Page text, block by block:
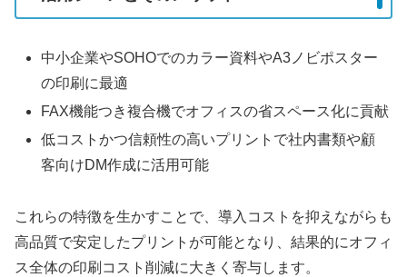
中小企業やSOHOでのカラー資料やA3ノビポスター
の印刷に最適
FAX機能つき複合機でオフィスの省スペース化に貢献
低コストかつ信頼性の高いプリントで社内書類や顧
客向けDM作成に活用可能
これらの特徴を生かすことで、導入コストを抑えながらも
高品質で安定したプリントが可能となり、結果的にオフィ
ス全体の印刷コスト削減に大きく寄与します。